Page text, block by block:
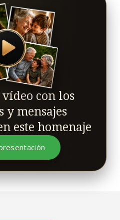
con los
y mensajes
este homenaje